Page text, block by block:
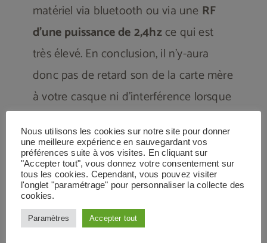
matériel via bluetooth ou via une RF
d’une puissance de 2,4hzce qui est
très élevé. En conclusion, il n’y-aura
donc pas de retard son de la carte mère
à votre casque ni d’interférence lorsque
téléphone.
Comme nous pouvons le remarquer sur
la photo du nouveau casque, le confort
est optimal grâce à des coussinets
Nous utilisons les cookies sur notre site pour donner
une meilleure expérience en sauvegardant vos
préférences suite à vos visites. En cliquant sur
"Accepter tout", vous donnez votre consentement sur
tous les cookies. Cependant, vous pouvez visiter
l'onglet "paramétrage" pour personnaliser la collecte des
cookies.
Paramètres Accepter tout